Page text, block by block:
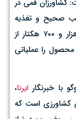
کشاورزان قمی در
صحیح و تغذیه
گیاهی مناسب، توانسته‌اند در سطح ۲ هزار و ۷۰۰ هکتار از
محصول را عملیاتی
با خبرنگار ایرنا،
کشاورزی است که